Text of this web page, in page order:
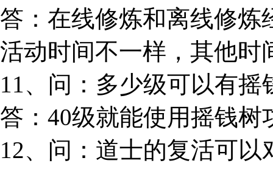
答：在线修炼和离线修炼
活动时间不一样，其他时
11、问：多少级可以有摇
答：40级就能使用摇钱树
12、问：道士的复活可以